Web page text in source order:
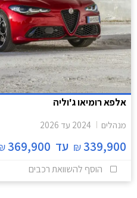
אלפא רומיאו ג'וליה
מנהלים 2024 עד 2026
339,900
₪ עד 369,900
הוסף להשוואת רכבים